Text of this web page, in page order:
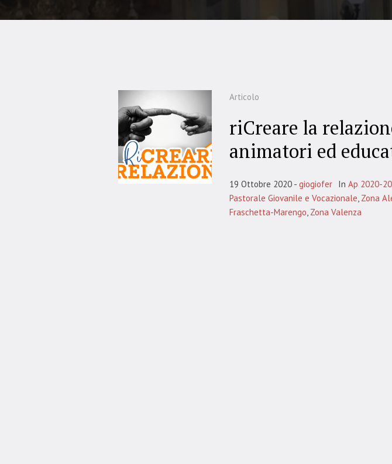
Articolo
riCreare la
animatori ed
19 Ottobre 2020 giogiofer In Ap 2020-
Pastorale Giovanile e Vocazionale, Zona
Fraschetta-Marengo, Zona Valenza